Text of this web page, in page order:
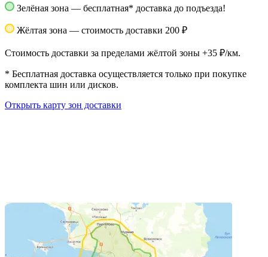
Зелёная зона — бесплатная* доставка до подъезда!
Жёлтая зона — стоимость доставки 200 ₽
Стоимость доставки за пределами жёлтой зоны +35 ₽/км.
* Бесплатная доставка осуществляется только при покупке
комплекта шин или дисков.
Открыть карту зон доставки